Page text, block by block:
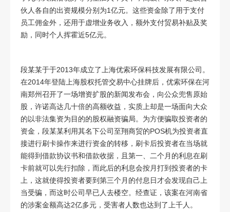
伙人各自的出资规模分别为1亿元。这些资金除了用于支付
员工佣金外，还用于虚增业务收入，额外支付贸易补贴及奖
励，同时个人挥霍近5亿元。
段某某于于2013年成立了上海优索环保科技发展有限公司。
在2014年登陆上海股权托管交易中心挂牌后，优索环保在河
南郑州召开了一场增资扩股的新闻发布会，向公众兜售原始
股，许诺高达几十倍的高额收益，实质上却是一场面向大众
的以非法集资为目的的股权融资骗局。为方便骗取投资者的
资金，段某某利用其名下公司至翔商贸的POS机为投资者直
接进行刷卡操作来进行资金的转移，刷卡后投资者在当场就
能得到借款协议书和借款收据，且第一、二个月的利息在刷
卡前就可以先行扣除，而此后的利息会按月打到投资者的卡
上，这就使得投资者要到第三个月的付息日才会发现自己上
当受骗，而这时公司早已人去楼空。经查证，该案在河南省
的涉案金额高达2亿多元，受害者人数也达到了上千人。